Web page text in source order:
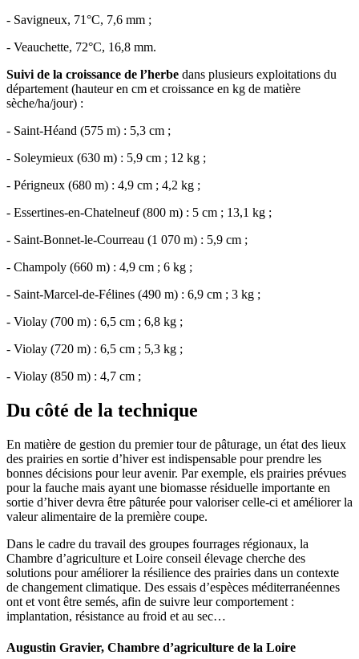
- Savigneux, 71°C, 7,6 mm ;
- Veauchette, 72°C, 16,8 mm.
Suivi de la croissance de l’herbe dans plusieurs exploitations du
département (hauteur en cm et croissance en kg de matière
sèche/ha/jour) :
- Saint-Héand (575 m) : 5,3 cm ;
- Soleymieux (630 m) : 5,9 cm ; 12 kg ;
- Périgneux (680 m) : 4,9 cm ; 4,2 kg ;
- Essertines-en-Chatelneuf (800 m) : 5 cm ; 13,1 kg ;
- Saint-Bonnet-le-Courreau (1 070 m) : 5,9 cm ;
- Champoly (660 m) : 4,9 cm ; 6 kg ;
- Saint-Marcel-de-Félines (490 m) : 6,9 cm ; 3 kg ;
- Violay (700 m) : 6,5 cm ; 6,8 kg ;
- Violay (720 m) : 6,5 cm ; 5,3 kg ;
- Violay (850 m) : 4,7 cm ;
Du côté de la technique
En matière de gestion du premier tour de pâturage, un état des lieux
des prairies en sortie d’hiver est indispensable pour prendre les
bonnes décisions pour leur avenir. Par exemple, els prairies prévues
pour la fauche mais ayant une biomasse résiduelle importante en
sortie d’hiver devra être pâturée pour valoriser celle-ci et améliorer la
valeur alimentaire de la première coupe.
Dans le cadre du travail des groupes fourrages régionaux, la
Chambre d’agriculture et Loire conseil élevage cherche des
solutions pour améliorer la résilience des prairies dans un contexte
de changement climatique. Des essais d’espèces méditerranéennes
ont et vont être semés, afin de suivre leur comportement :
implantation, résistance au froid et au sec…
Augustin Gravier, Chambre d’agriculture de la Loire